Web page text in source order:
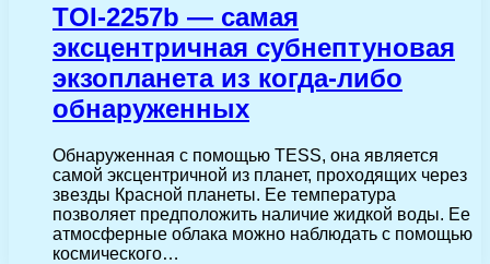
TOI-2257b — самая
эксцентричная субнептуновая
экзопланета из когда-либо
обнаруженных
Обнаруженная с помощью TESS, она является
самой эксцентричной из планет, проходящих через
звезды Красной планеты. Ее температура
позволяет предположить наличие жидкой воды. Ее
атмосферные облака можно наблюдать с помощью
космического…